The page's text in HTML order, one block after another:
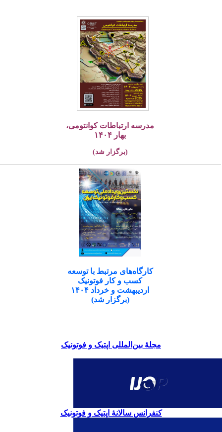
مدرسه ارتباطات کوانتومی،
بهار ۱۴۰۴
(برگزار شد)
کارگاه‌های مرتبط با توسعه
کسب و کار فوتونیک
اردیبهشت و خرداد ۱۴۰۴
(برگزار شد)
مجلۀ بین‌المللی اپتیک و فوتونیک
کنفرانس سالانۀ اپتیک و فوتونیک